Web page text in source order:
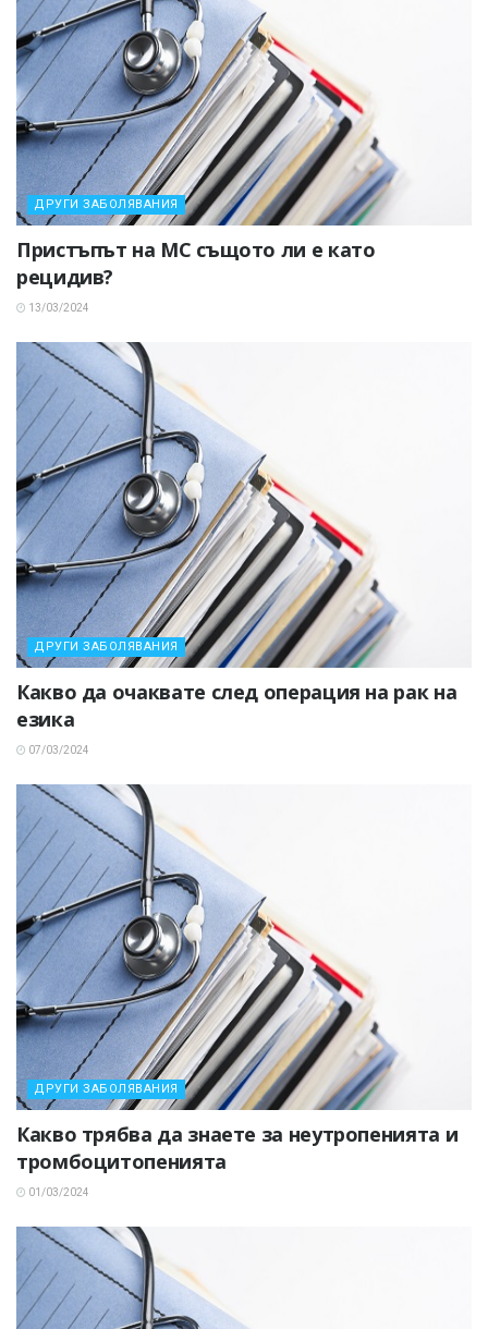
ДРУГИ ЗАБОЛЯВАНИЯ
Пристъпът на МС същото ли е като
рецидив?
13/03/2024
ДРУГИ ЗАБОЛЯВАНИЯ
Какво да очаквате след операция на рак на
езика
07/03/2024
ДРУГИ ЗАБОЛЯВАНИЯ
Какво трябва да знаете за неутропенията и
тромбоцитопенията
01/03/2024